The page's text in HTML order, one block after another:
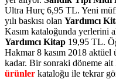
Ultra Hurç 6,95 TL. Yeni
yılı baskısı olan Yardımcı
Kasım kataloğunda yerlerini
Yardımcı Kitap 19,95 TL.
Hakmar 8 kasım 2018
kadar. Bir sonraki döneme
ürünler kataloğu ile tekrar